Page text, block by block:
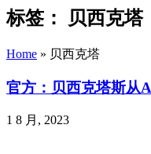
标签： 贝西克塔
Home » 贝西克塔
官方：贝西克塔斯从
1 8 月, 2023